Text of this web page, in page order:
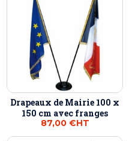
Drapeaux de Mairie 100 x
150 cm avec franges
87,00 €HT